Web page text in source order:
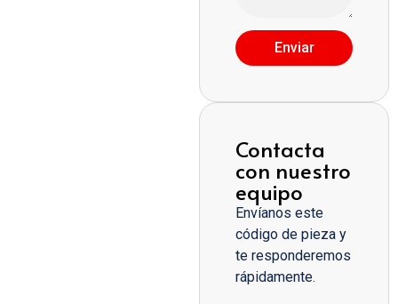
Enviar
Contacta
con nuestro
equipo
Envíanos este
código de pieza y
te responderemos
rápidamente.